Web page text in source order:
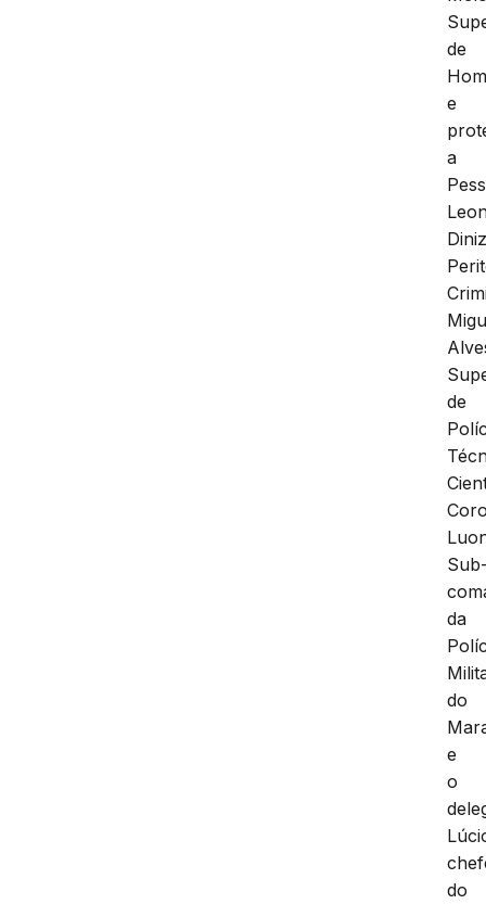
de
e
a
de
da
do
e
o
do